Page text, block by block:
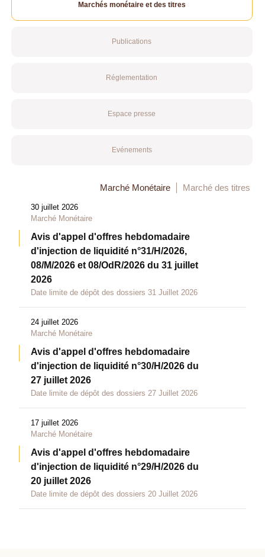
Marchés monétaire et des titres
Publications
Réglementation
Espace presse
Evénements
Marché Monétaire Marché des titres
30 juillet 2026
Marché Monétaire
Avis d'appel d'offres hebdomadaire
d'injection de liquidité n°31/H/2026,
08/M/2026 et 08/OdR/2026 du 31 juillet
2026
Date limite de dépôt des dossiers 31 Juillet 2026
24 juillet 2026
Marché Monétaire
Avis d'appel d'offres hebdomadaire
d'injection de liquidité n°30/H/2026 du
27 juillet 2026
Date limite de dépôt des dossiers 27 Juillet 2026
17 juillet 2026
Marché Monétaire
Avis d'appel d'offres hebdomadaire
d'injection de liquidité n°29/H/2026 du
20 juillet 2026
Date limite de dépôt des dossiers 20 Juillet 2026